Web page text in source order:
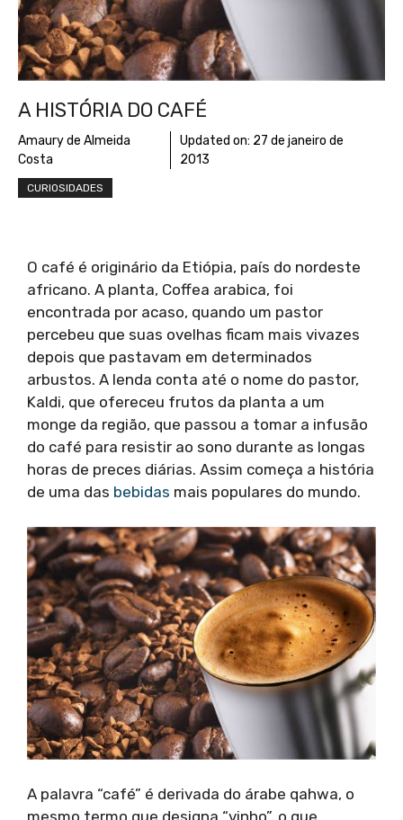
A HISTÓRIA DO CAFÉ
Amaury de Almeida
Costa
Updated on: 27 de janeiro de
2013
CURIOSIDADES
O café é originário da Etiópia, país do nordeste
africano. A planta, Coffea arabica, foi
encontrada por acaso, quando um pastor
percebeu que suas ovelhas ficam mais vivazes
depois que pastavam em determinados
arbustos. A lenda conta até o nome do pastor,
Kaldi, que ofereceu frutos da planta a um
monge da região, que passou a tomar a infusão
do café para resistir ao sono durante as longas
horas de preces diárias. Assim começa a história
de uma das bebidas mais populares do mundo.
A palavra “café” é derivada do árabe qahwa, o
mesmo termo que designa “vinho”, o que